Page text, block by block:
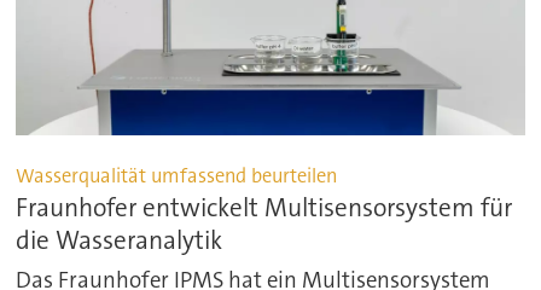
Wasserqualität umfassend beurteilen
Fraunhofer entwickelt Multisensorsystem für
die Wasseranalytik
Das Fraunhofer IPMS hat ein Multisensorsystem